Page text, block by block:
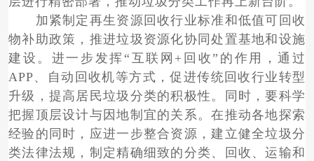
加紧制定再生资源回收行业标准和低值可回收
物补助政策，推进垃圾资源化协同处置基地和设施
建设。进一步发挥“互联网+回收”的作用，通过
APP、自动回收机等方式，促进传统回收行业转型
升级，提高居民垃圾分类的积极性。同时，要科学
把握顶层设计与因地制宜的关系。在推动各地探索
经验的同时，应进一步整合资源，建立健全垃圾分
类法律法规，制定精确细致的分类、回收、运输和